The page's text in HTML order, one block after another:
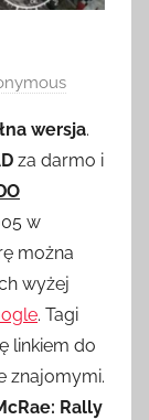
wersja.
za darmo i
w
można
wyżej
. Tagi
linkiem do
znajomymi.
Rally